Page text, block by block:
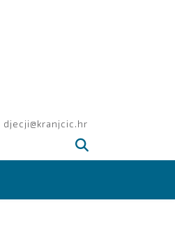
djecji@kranjcic.hr